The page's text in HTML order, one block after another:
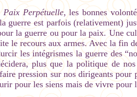
Paix Perpétuelle, les bonnes
guerre est parfois (relativement)
la guerre ou pour la paix. Une
le recours aux armes. Avec la fin
les intégrismes la guerre des
plus que la politique de
pression sur nos dirigeants
pour les siens mais de vivre pour